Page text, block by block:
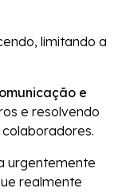
limitando a
e
e resolvendo
urgentemente
realmente